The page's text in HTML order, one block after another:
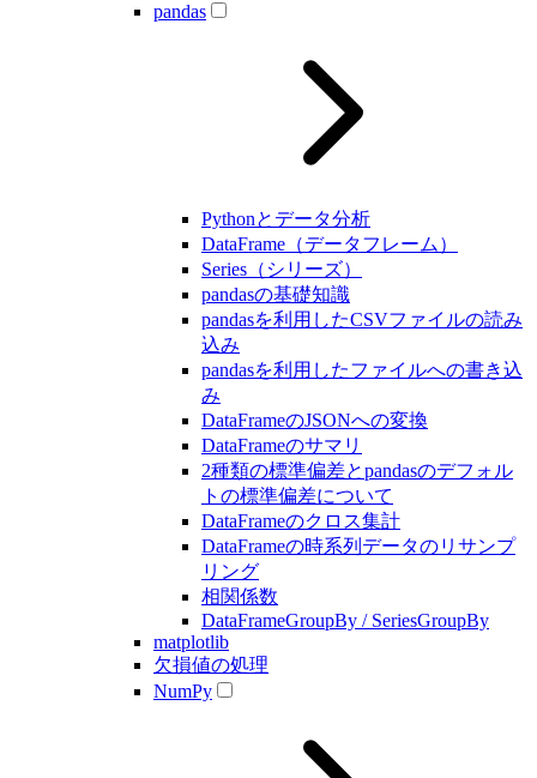
pandas
Pythonとデータ分析
DataFrame（データフレーム）
Series（シリーズ）
pandasの基礎知識
pandasを利用したCSVファイルの読み
込み
pandasを利用したファイルへの書き込
み
DataFrameのJSONへの変換
DataFrameのサマリ
2種類の標準偏差とpandasのデフォル
トの標準偏差について
DataFrameのクロス集計
DataFrameの時系列データのリサンプ
リング
相関係数
DataFrameGroupBy / SeriesGroupBy
matplotlib
欠損値の処理
NumPy